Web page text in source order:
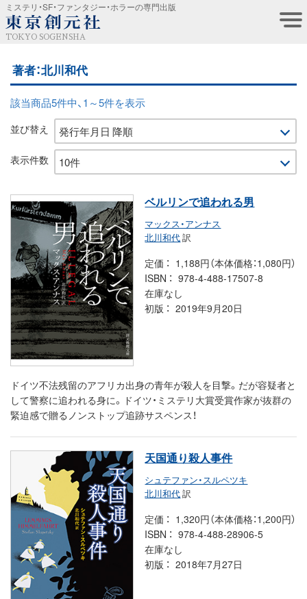
ミステリ・SF・ファンタジー・ホラーの専門出版
TOKYO SOGENSHA
著者：北川和代
該当商品5件中、1～5件を表示
並び替え
表示件数
ベルリンで追われる男
マックス・アンナス
北川和代訳
定価
1,188円（本体価格：1,080円）
ISBN
978-4-488-17507-8
在庫なし
初版
2019年9月20日
ドイツ不法残留のアフリカ出身の青年が殺人を目撃。だが容疑者と
して警察に追われる身に。ドイツ・ミステリ大賞受賞作家が抜群の
緊迫感で贈るノンストップ追跡サスペンス！
天国通り殺人事件
シュテファン・スルペツキ
北川和代訳
定価
1,320円（本体価格：1,200円）
ISBN
978-4-488-28906-5
在庫なし
初版
2018年7月27日